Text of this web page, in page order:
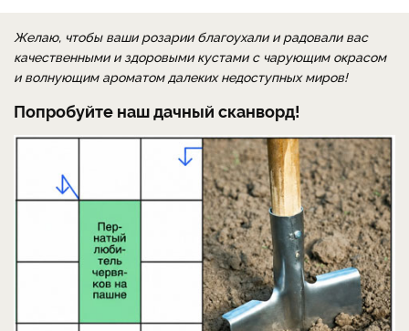
Желаю, чтобы ваши розарии благоухали и радовали вас
качественными и здоровыми кустами с чарующим окрасом
и волнующим ароматом далеких недоступных миров!
Попробуйте наш дачный сканворд!